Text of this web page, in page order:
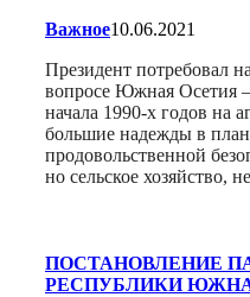
Важное10.06.2021
Президент потребовал
вопросе Южная Осетия
начала 1990-х годов на
большие надежды в
продовольственной
но сельское хозяйство,
ПОСТАНОВЛЕНИЕ
РЕСПУБЛИКИ